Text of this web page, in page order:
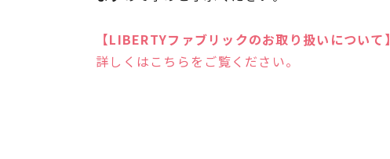
【LIBERTYファブリックのお取り扱いについて】
詳しくはこちらをご覧ください。